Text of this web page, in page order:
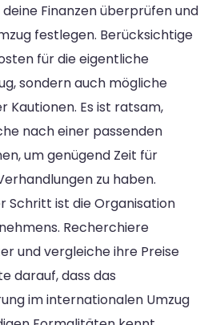
Finanzen überprüfen und
festlegen. Berücksichtige
für die eigentliche
sondern auch mögliche
Kautionen. Es ist ratsam,
nach einer passenden
um genügend Zeit für
zu haben.
Schritt ist die Organisation
Recherchiere
und vergleiche ihre Preise
darauf, dass das
im internationalen Umzug